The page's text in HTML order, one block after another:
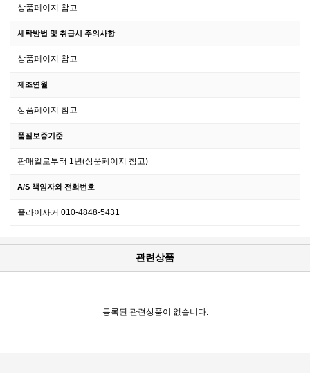
상품페이지 참고
세탁방법 및 취급시 주의사항
상품페이지 참고
제조연월
상품페이지 참고
품질보증기준
판매일로부터 1년(상품페이지 참고)
A/S 책임자와 전화번호
플라이사커 010-4848-5431
관련상품
등록된 관련상품이 없습니다.